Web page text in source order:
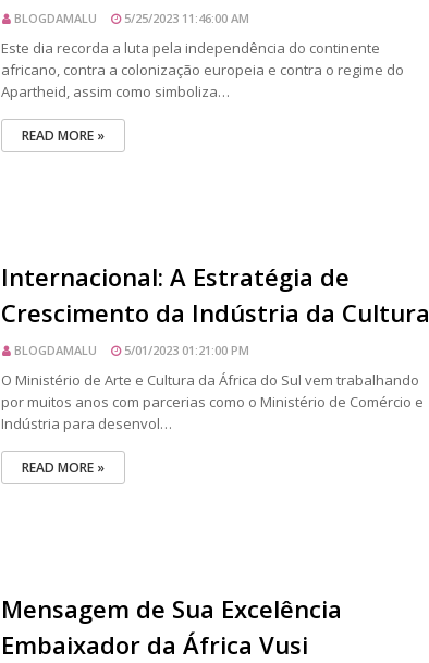
BLOGDAMALU 5/25/2023 11:46:00 AM
Este dia recorda a luta pela independência do continente
africano, contra a colonização europeia e contra o regime do
Apartheid, assim como simboliza…
READ MORE »
Internacional: A Estratégia de
Crescimento da Indústria da Cultura
BLOGDAMALU 5/01/2023 01:21:00 PM
O Ministério de Arte e Cultura da África do Sul vem trabalhando
por muitos anos com parcerias como o Ministério de Comércio e
Indústria para desenvol…
READ MORE »
Mensagem de Sua Excelência
Embaixador da África Vusi